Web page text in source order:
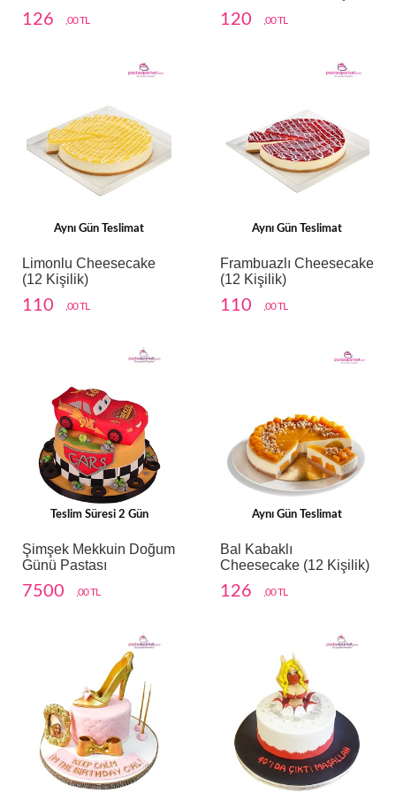
126 ,00 TL 120 ,00 TL
Aynı Gün Teslimat
Limonlu Cheesecake
(12 Kişilik)
110 ,00 TL
Aynı Gün Teslimat
Frambuazlı Cheesecake
(12 Kişilik)
110 ,00 TL
Teslim Süresi 2 Gün
Şimşek Mekkuin Doğum
Günü Pastası
7500 ,00 TL
Aynı Gün Teslimat
Bal Kabaklı
Cheesecake (12 Kişilik)
126 ,00 TL